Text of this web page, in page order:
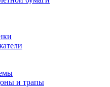
и трапы